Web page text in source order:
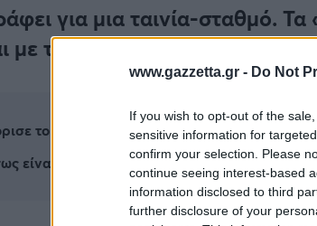
www.gazzetta.gr - Do Not
If you wish to opt-out of the
sensitive information for
confirm your selection. Please
continue seeing interest-based
information disclosed to third
further disclosure of your
για μια ταινία-σταθμό. Τα
με τον τρόπο τους ταιριάζουν
το είδος των γκάνγκστερ ταινιών
είναι